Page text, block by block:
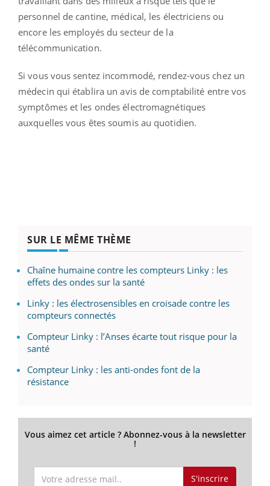
personnel de cantine, médical, les électriciens ou
encore les employés du secteur de la
télécommunication.
Si vous vous sentez incommodé, rendez-vous chez un
médecin qui établira un avis de comptabilité entre vos
symptômes et les ondes électromagnétiques
auxquelles vous êtes soumis au quotidien.
SUR LE MÊME THÈME
Chaîne humaine contre les compteurs Linky : les
effets des ondes sur la santé
Linky : les électrosensibles en croisade contre les
compteurs connectés
Compteur Linky : l’Anses écarte tout risque pour la
santé
Compteur Linky : les anti-ondes font de la
résistance
Vous aimez cet article ? Abonnez-vous à la newsletter
!
S'inscrire